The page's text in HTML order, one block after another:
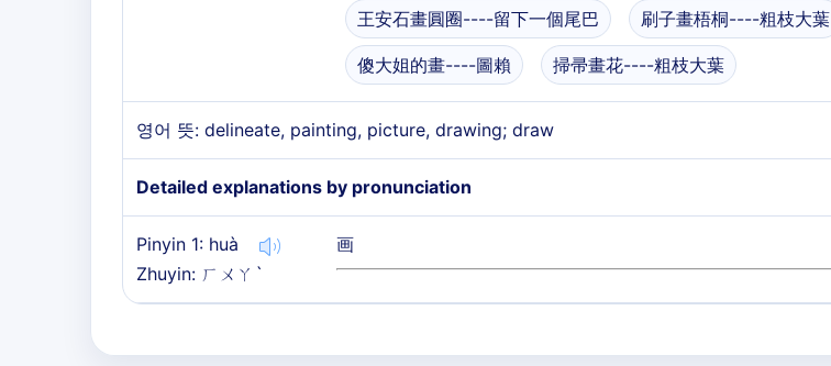
王安石畫圓圈----留下一個尾巴 刷子畫梧桐----粗枝大葉
傻大姐的畫----圖賴 掃帚畫花----粗枝大葉
영어 뜻: delineate, painting, picture, drawing; draw
Detailed explanations by pronunciation
Pinyin 1: huà
Zhuyin: ㄏㄨㄚˋ
画